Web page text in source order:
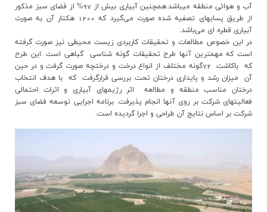
آب و هوائي منطقه میباشد.همچنین آبياري بيش از 97% از فضاي سبز مذكور
از طريق پسابهاي تصفيه شده صورت مي‌گيرد كه 1200 هكتار آن به صورت
آبياري قطره اي مي‌باشد.
در این خصوص مطالعات و تحقيقات کاربردي زيست محيطي نیز صورت گرفته
است که مهمترین آنها طرح تحقيقات گونه شناسي گياهي است .اين طرح
که باکاشت 72گونه مختلف از انواع درخت و درختچه صورت گرفت و در حين
آن ميزان رشد و پايداري درختان تحت بررسي قرارگرفت که با هدف انتخاب
درختان مناسب منطقه و مطالعه اثر رژيمهاي آبياري و اثرات احتمالي
فعاليتهاي شرکت بر روي آنها انجام پذيرفت. برنامه اجرايي توسعه فضاي سبز
شرکت بر اساس نتایج آن طراحي و اجرا گرديده است.